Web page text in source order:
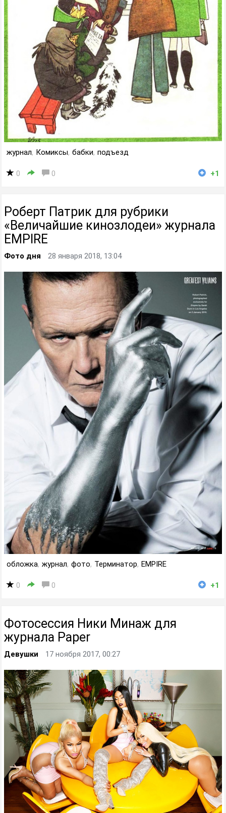
журнал, Комиксы, бабки, подъезд
0 0 +1
Роберт Патрик для рубрики
«Величайшие кинозлодеи» журнала
EMPIRE
Фото дня 28 января 2018, 13:04
обложка, журнал, фото, Терминатор, EMPIRE
0 0 +1
Фотосессия Ники Минаж для
журнала Paper
Девушки 17 ноября 2017, 00:27